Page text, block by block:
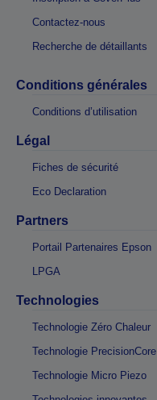
Contactez-nous
Recherche de détaillants
Conditions générales
Conditions d’utilisation
Légal
Fiches de sécurité
Eco Declaration
Partners
Portail Partenaires Epson
LPGA
Technologies
Technologie Zéro Chaleur
Technologie PrecisionCore
Technologie Micro Piezo